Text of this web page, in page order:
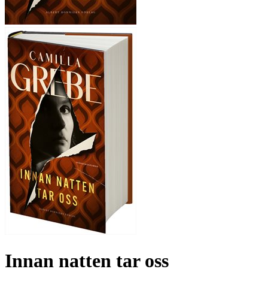
Innan natten tar oss